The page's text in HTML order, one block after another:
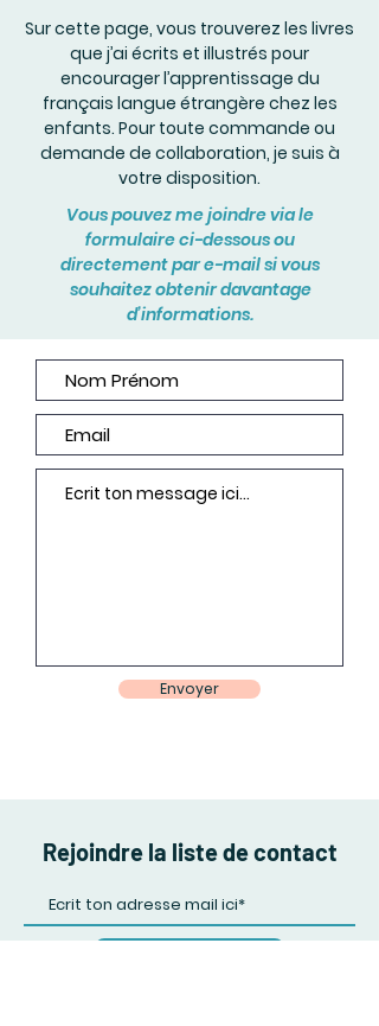
Sur cette page, vous trouverez les livres
que j’ai écrits et illustrés pour
encourager l’apprentissage du
français langue étrangère chez les
enfants. Pour toute commande ou
demande de collaboration, je suis à
votre disposition.
Vous pouvez me joindre via le
formulaire ci-dessous ou
directement par e-mail si vous
souhaitez obtenir davantage
d’informations.
Envoyer
Rejoindre la liste de contact
Se souscrire